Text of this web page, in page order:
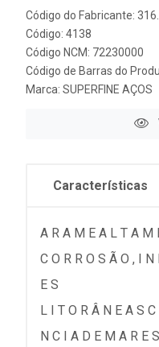
Código do Fabricante:
Código: 4138
Código NCM: 72230000
Código de Barras do
Marca: SUPERFINE AÇOS
Características
A R A M E A L T A M
C O R R O S Ã O , I
E S
L I T O R Â N E A S
N C I A D E M A R E